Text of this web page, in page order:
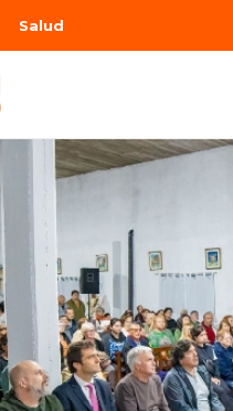
Salud